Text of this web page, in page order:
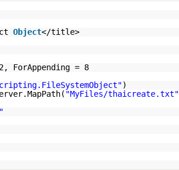
Object</title>
ForAppending = 8
)
"MyFiles/thaicreate.txt"